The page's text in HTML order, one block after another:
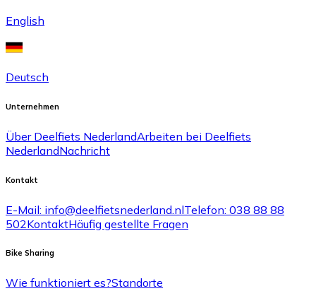
English
Deutsch
Unternehmen
Über Deelfiets NederlandArbeiten bei Deelfiets
NederlandNachricht
Kontakt
E-Mail: info@deelfietsnederland.nlTelefon: 038 88 88
502KontaktHäufig gestellte Fragen
Bike Sharing
Wie funktioniert es?Standorte